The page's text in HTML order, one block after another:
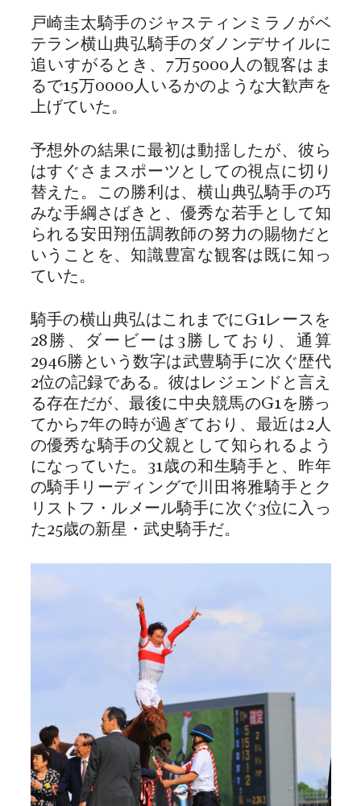
戸崎圭太騎手のジャスティンミラノがベ
テラン横山典弘騎手のダノンデサイルに
追いすがるとき、7万5000人の観客はま
るで15万0000人いるかのような大歓声を
上げていた。
予想外の結果に最初は動揺したが、彼ら
はすぐさまスポーツとしての視点に切り
替えた。この勝利は、横山典弘騎手の巧
みな手綱さばきと、優秀な若手として知
られる安田翔伍調教師の努力の賜物だと
いうことを、知識豊富な観客は既に知っ
ていた。
騎手の横山典弘はこれまでにG1レースを
28勝、ダービーは3勝しており、通算
2946勝という数字は武豊騎手に次ぐ歴代
2位の記録である。彼はレジェンドと言え
る存在だが、最後に中央競馬のG1を勝っ
てから7年の時が過ぎており、最近は2人
の優秀な騎手の父親として知られるよう
になっていた。31歳の和生騎手と、昨年
の騎手リーディングで川田将雅騎手とク
リストフ・ルメール騎手に次ぐ3位に入っ
た25歳の新星・武史騎手だ。